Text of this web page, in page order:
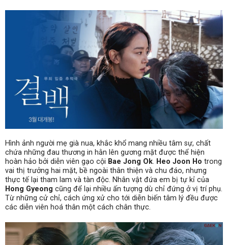
Hình ảnh người mẹ già nua, khắc khổ mang nhiều tâm sự, chất
chứa những đau thương in hằn lên gương mặt được thể hiện
hoàn hảo bởi diễn viên gạo cội Bae Jong Ok. Heo Joon Ho trong
vai thị trưởng hai mặt, bề ngoài thân thiện và chu đáo, nhưng
thực tế lại tham lam và tàn độc. Nhân vật đứa em bị tự kỉ của
Hong Gyeong cũng để lại nhiều ấn tượng dù chỉ đứng ở vị trí phụ.
Từ những cử chỉ, cách ứng xử cho tới diễn biến tâm lý đều được
các diễn viên hoá thân một cách chân thực.